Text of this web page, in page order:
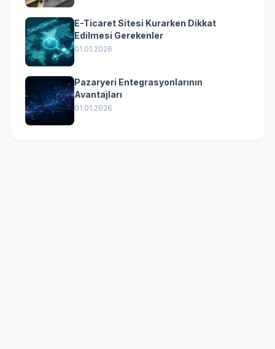
E-Ticaret Sitesi Kurarken Dikkat
Edilmesi Gerekenler
01.01.2026
Pazaryeri Entegrasyonlarının
Avantajları
01.01.2026